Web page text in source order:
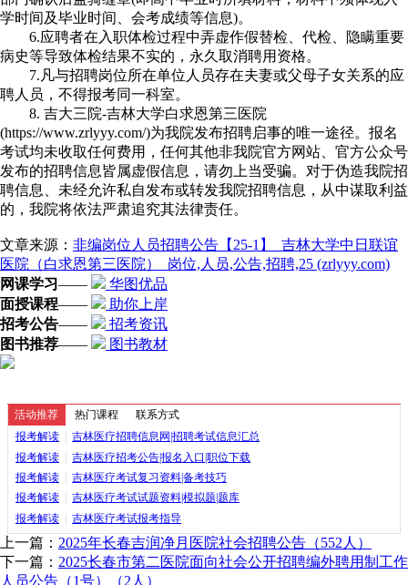
学时间及毕业时间、会考成绩等信息)。
6.应聘者在入职体检过程中弄虚作假替检、代检、隐瞒重要
病史等导致体检结果不实的，永久取消聘用资格。
7.凡与招聘岗位所在单位人员存在夫妻或父母子女关系的应
聘人员，不得报考同一科室。
8. 吉大三院-吉林大学白求恩第三医院
(https://www.zrlyyy.com/)为我院发布招聘启事的唯一途径。报名
考试均未收取任何费用，任何其他非我院官方网站、官方公众号
发布的招聘信息皆属虚假信息，请勿上当受骗。对于伪造我院招
聘信息、未经允许私自发布或转发我院招聘信息，从中谋取利益
的，我院将依法严肃追究其法律责任。
文章来源： 非编岗位人员招聘公告【25-1】_吉林大学中日联谊
医院（白求恩第三医院）_岗位,人员,公告,招聘,25 (zrlyyy.com)
网课学习——
华图优品
面授课程——
助你上岸
招考公告——
招考资讯
图书推荐—— 图书教材
活动推荐 热门课程 联系方式
报考解读
吉林医疗招聘信息网|招聘考试信息汇总
报考解读
吉林医疗招考公告|报名入口|职位下载
报考解读
吉林医疗考试复习资料|备考技巧
报考解读
吉林医疗考试试题资料|模拟题|题库
报考解读
吉林医疗考试报考指导
上一篇： 2025年长春吉润净月医院社会招聘公告（552人）
下一篇： 2025长春市第二医院面向社会公开招聘编外聘用制工作
人员公告（1号）（2人）